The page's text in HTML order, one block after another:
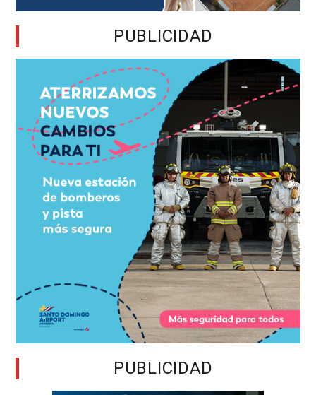
PUBLICIDAD
PUBLICIDAD